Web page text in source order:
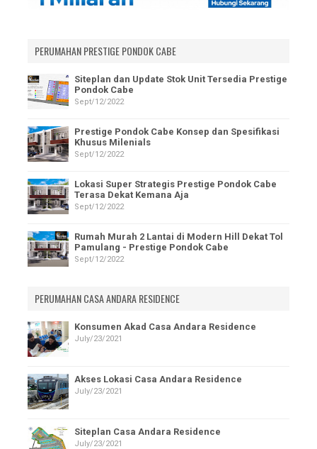
PERUMAHAN PRESTIGE PONDOK CABE
Siteplan dan Update Stok Unit Tersedia Prestige
Pondok Cabe
Sept/12/2022
Prestige Pondok Cabe Konsep dan Spesifikasi
Khusus Milenials
Sept/12/2022
Lokasi Super Strategis Prestige Pondok Cabe
Terasa Dekat Kemana Aja
Sept/12/2022
Rumah Murah 2 Lantai di Modern Hill Dekat Tol
Pamulang - Prestige Pondok Cabe
Sept/12/2022
PERUMAHAN CASA ANDARA RESIDENCE
Konsumen Akad Casa Andara Residence
July/23/2021
Akses Lokasi Casa Andara Residence
July/23/2021
Siteplan Casa Andara Residence
July/23/2021